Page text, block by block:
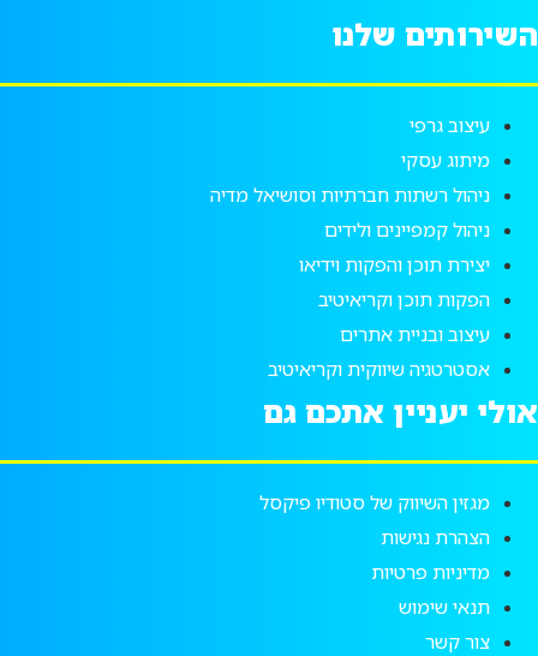
השירותים שלנו
עיצוב גרפי
מיתוג עסקי
ניהול רשתות חברתיות וסושיאל מדיה
ניהול קמפיינים ולידים
יצירת תוכן והפקות וידיאו
הפקות תוכן וקריאיטיב
עיצוב ובניית אתרים
אסטרטגיה שיווקית וקריאיטיב
אולי יעניין אתכם גם
מגזין השיווק של סטודיו פיקסל
הצהרת נגישות
מדיניות פרטיות
תנאי שימוש
צור קשר